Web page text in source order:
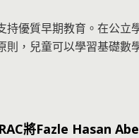
優質早期教育。在公立
，兒童可以學習基礎數
將Fazle Hasan